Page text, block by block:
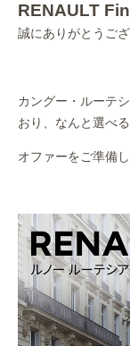
RENAULT
誠にありがとうござ
カングー・ルーテ
おり、なんと選べ
オファーをご準備し